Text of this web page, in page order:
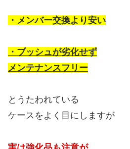
・メンバー交換より安い
・ブッシュが劣化せず
メンテナンスフリー
とうたわれている
ケースをよく目にしますが